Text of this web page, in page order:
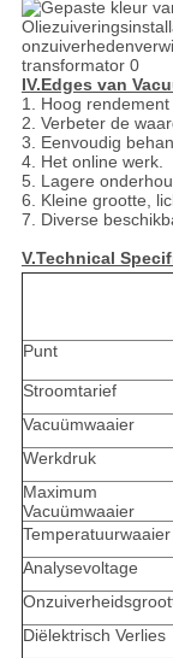
IV.Edges van
1. Hoog
2. Verbeter de
3. Eenvoudig
4. Het online werk.
5. Lagere
6. Kleine grootte,
7. Diverse
V.Technical
Punt
Stroomtarief
Vacuümwaaier
Werkdruk
Maximum
Vacuümwaaier
Temperatuurwaaier
Analysevoltage
Diëlektrisch Verlies